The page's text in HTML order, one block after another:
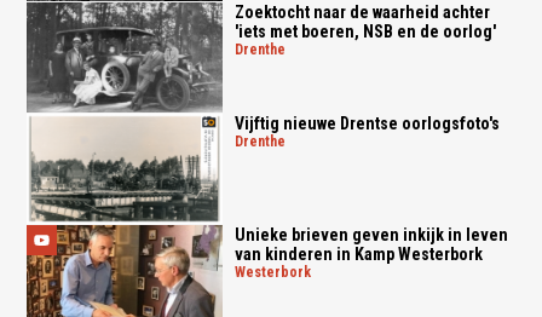
Zoektocht naar de waarheid achter
'iets met boeren, NSB en de oorlog'
drenthe
Vijftig nieuwe Drentse oorlogsfoto's
drenthe
Unieke brieven geven inkijk in leven
van kinderen in Kamp Westerbork
westerbork